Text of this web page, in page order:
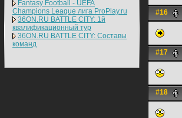
Fantasy Football - UEFA
Champions League лига ProPlay.ru
36ON.RU BATTLE CITY: 1й
квалификационный тур
36ON.RU BATTLE CITY: Составы
команд
#16
#17
#18